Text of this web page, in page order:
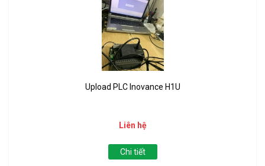
Upload PLC Inovance H1U
Liên hệ
Chi tiết